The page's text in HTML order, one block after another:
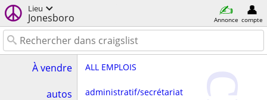
Lieu
Jonesboro Annonce compte
À vendre
autos
ALL EMPLOIS
administratif/secrétariat